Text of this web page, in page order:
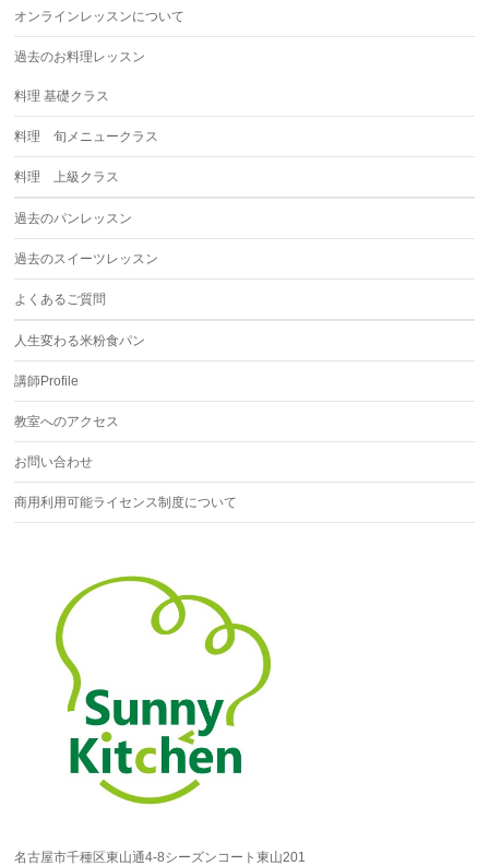
オンラインレッスンについて
過去のお料理レッスン
料理 基礎クラス
料理 旬メニュークラス
料理 上級クラス
過去のパンレッスン
過去のスイーツレッスン
よくあるご質問
人生変わる米粉食パン
講師Profile
教室へのアクセス
お問い合わせ
商用利用可能ライセンス制度について
名古屋市千種区東山通4-8シーズンコート東山201